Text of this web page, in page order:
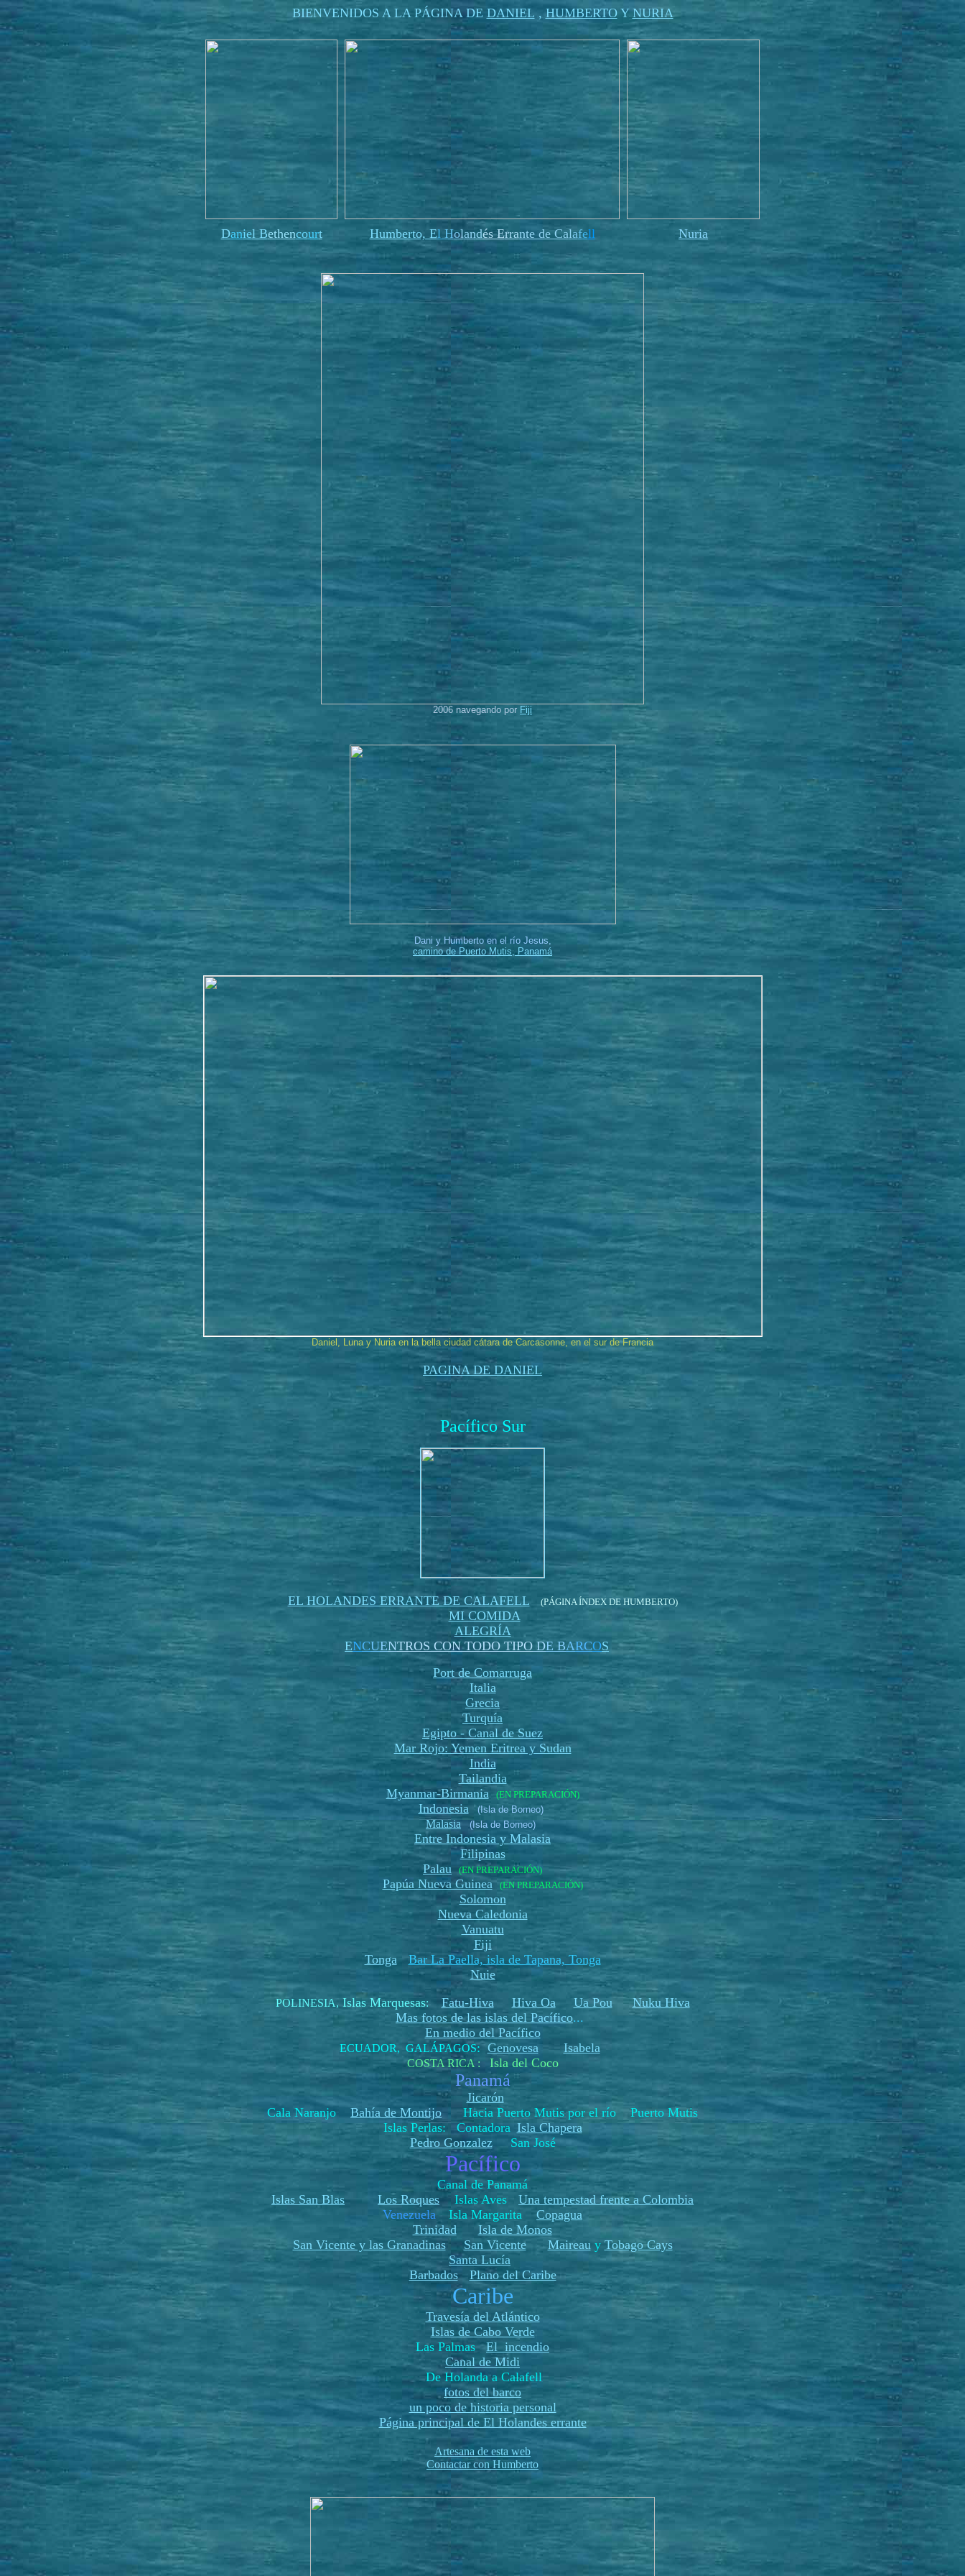
BIENVENIDOS A LA PÁGINA DE DANIEL ,HUMBERTOYNURIA
Daniel Bethencourt Humberto, El Holandés Errante de Calafell Nuria
2006 navegando por Fiji
Dani y Humberto en el río Jesus,
camino de Puerto Mutis, Panamá
Daniel, Luna y Nuria en la bella ciudad cátara de Carcasonne, en el sur de Francia
PAGINA DE DANIEL
Pacífico Sur
EL HOLANDES ERRANTE DE CALAFELL (PÁGINA ÍNDEX DE HUMBERTO)
MI COMIDA
ALEGRÍA
ENCUENTROS CON TODO TIPO DE BARCOS
Port de Comarruga
Italia
Grecia
Turquía
Egipto - Canal de Suez
Mar Rojo: Yemen Eritrea y Sudan
India
Tailandia
Myanmar-Birmania
(EN PREPARACIÓN)
Indonesia(Isla de Borneo)
Malasia (Isla de Borneo)
Entre Indonesia y Malasia
Filipinas
Palau
(EN PREPARACIÓN)
Papúa Nueva Guinea (EN PREPARACIÓN)
Solomon
Nueva Caledonia
Vanuatu
Fiji
Tonga
Bar La Paella, isla de Tapana, Tonga
Nuie
POLINESIA, Islas Marquesas: Fatu-Hiva Hiva Oa Ua Pou
Nuku Hiva
Mas fotos de las islas del Pacífico...
En medio del Pacífico
ECUADOR, GALÁPAGOS:Genovesa Isabela
COSTA RICA : Isla del Coco
Panamá
Jicarón
Cala Naranjo Bahía de MontijoHacia Puerto Mutis por el río Puerto Mutis
Islas Perlas: Contadora Isla Chapera
Pedro GonzalezSan José
Pacífico
Canal de Panamá
Islas San Blas
Los Roques Islas Aves
Una tempestad frente a Colombia
Venezuela
Isla Margarita Copagua
Trinidad
Isla de Monos
San Vicente y las Granadinas
San Vicente Maireauy Tobago Cays
Santa Lucía
Barbados
Plano del Caribe
Caribe
Travesía del Atlántico
Islas de Cabo Verde
Las PalmasEl incendio
Canal de Midi
De Holanda a Calafell
fotos del barco
un poco de historia personal
Página principal de El Holandes errante
Artesana de esta web
Contactar con Humberto